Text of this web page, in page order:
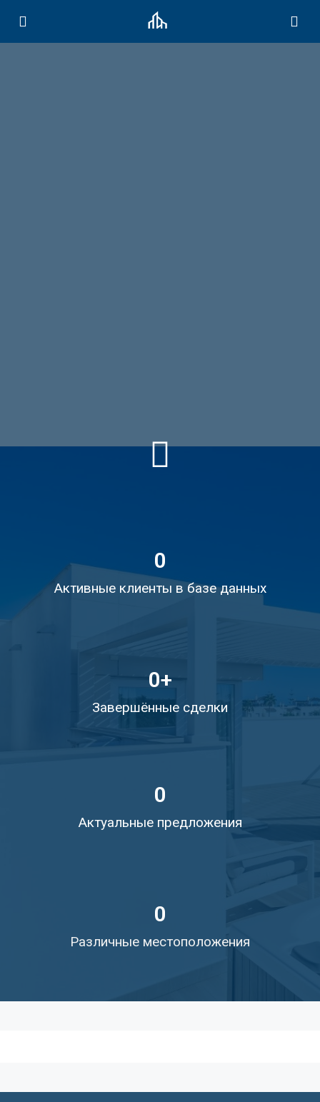
0
Активные клиенты в базе данных
0+
Завершённые сделки
0
Актуальные предложения
0
Различные местоположения